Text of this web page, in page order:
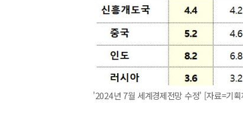
'2024년 7월 세계경제전망 수정' [자료=